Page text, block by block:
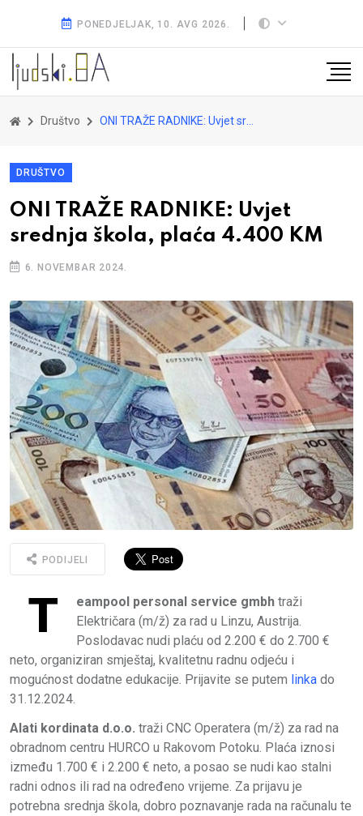
PONEDJELJAK, 10. AVG 2026.
Društvo ONI TRAŽE RADNIKE: Uvjet srednja škola, plaća 4.400 KM
DRUŠTVO
ONI TRAŽE RADNIKE: Uvjet
srednja škola, plaća 4.400 KM
6. NOVEMBAR 2024.
PODIJELI
T eampool personal service gmbh traži
Električara (m/ž) za rad u Linzu, Austrija.
Poslodavac nudi plaću od 2.200 € do 2.700 €
neto, organiziran smještaj, kvalitetnu radnu odjeću i
mogućnost dodatne edukacije. Prijavite se putem linka do
31.12.2024.
Alati kordinata d.o.o. traži CNC Operatera (m/ž) za rad na
obradnom centru HURCO u Rakovom Potoku. Plaća iznosi
između 1.700 € i 2.200 € neto, a posao se nudi kao stalni
radni odnos ili rad na određeno vrijeme. Za prijavu je
potrebna srednja škola, dobro poznavanje rada na računalu te